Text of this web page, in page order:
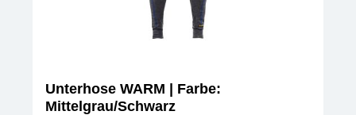
Unterhose WARM | Farbe:
Mittelgrau/Schwarz